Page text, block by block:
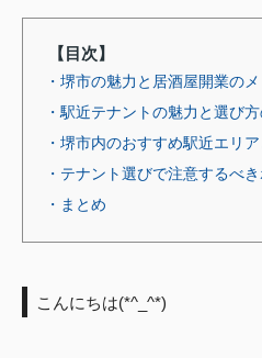
【目次】
・堺市の魅力と居酒屋開業のメ
・駅近テナントの魅力と選び
・堺市内のおすすめ駅近エリ
・テナント選びで注意するべ
・まとめ
こんにちは(*^_^*)